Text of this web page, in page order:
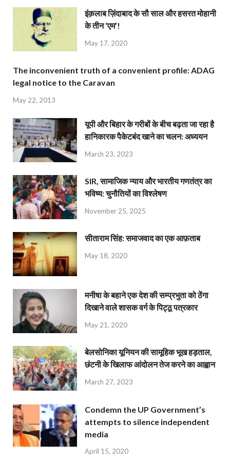
इंक़लाब ज़िंदाबाद के सौ साल और हसरत मोहानी
के तीन ‘एम’!
May 17, 2020
The inconvenient truth of a convenient profile: ADAG
legal notice to the Caravan
May 22, 2013
यूपी और बिहार के गरीबों के बीच बढ़ता जा रहा है
हानिकारक पैकेटबंद खाने का चलन: अध्ययन
March 23, 2023
SIR, सामाजिक न्याय और भारतीय गणतंत्र का
भविष्य: चुनौतियों का विश्लेषण
November 25, 2025
सीताराम सिंह: समाजवाद का एक आफ़ताब
May 18, 2020
मनीषा के बहाने एक देश की सम्प्रभुता को ठेंगा
दिखाने वाले शासक वर्ग के पिट्ठू पत्रकार
May 21, 2020
बेलसोनिका यूनियन की सामूहिक भूख हड़ताल,
छंटनी के खिलाफ आंदोलन तेज करने का आह्वान
March 27, 2023
Condemn the UP Government’s
attempts to silence independent
media
April 15, 2020